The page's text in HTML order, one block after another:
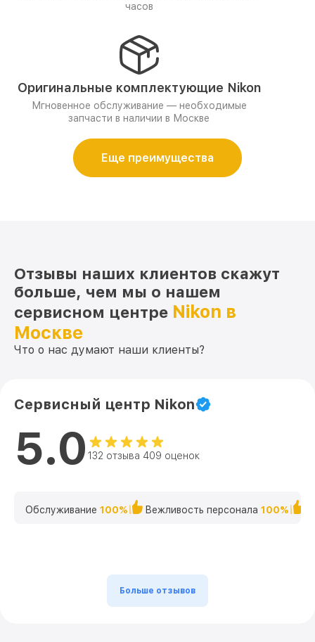
часов
Оригинальные комплектующие Nikon
Мгновенное обслуживание — необходимые
запчасти в наличии в Москве
Еще преимущества
Отзывы наших клиентов скажут
больше, чем мы о нашем
сервисном центре Nikon в
Москве
Что о нас думают наши клиенты?
Сервисный центр Nikon
5.0 132 отзыва 409 оценок
Обслуживание 100% Вежливость персонала 100%
Больше отзывов